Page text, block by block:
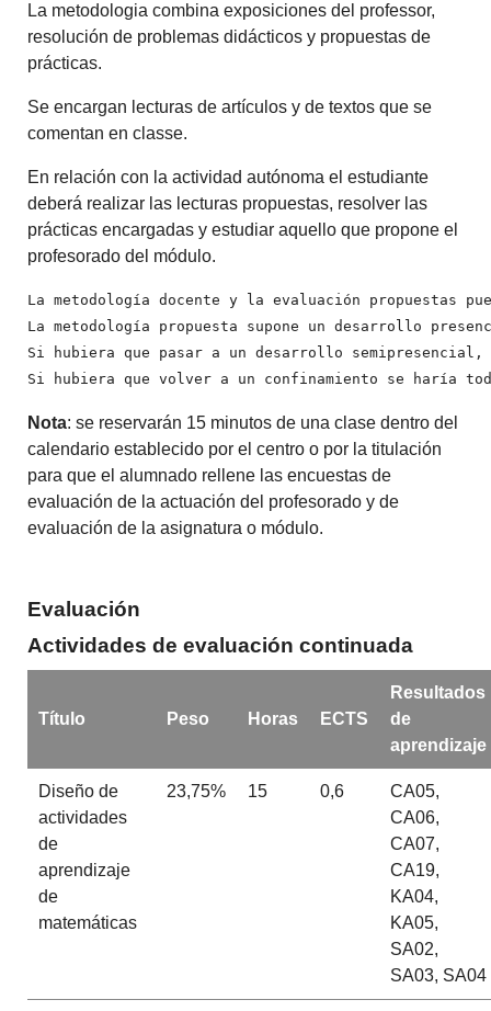
La metodologia combina exposiciones del professor,
resolución de problemas didácticos y propuestas de
prácticas.
Se encargan lecturas de artículos y de textos que se
comentan en classe.
En relación con la actividad autónoma el estudiante
deberá realizar las lecturas propuestas, resolver las
prácticas encargadas y estudiar aquello que propone el
profesorado del módulo.
La metodología docente y la evaluación propuestas
La metodología propuesta supone un desarrollo
Si hubiera que pasar a un desarrollo
Si hubiera que volver a un confinamiento se haría
Nota: se reservarán 15 minutos de una clase dentro del
calendario establecido por el centro o por la titulación
para que el alumnado rellene las encuestas de
evaluación de la actuación del profesorado y de
evaluación de la asignatura o módulo.
Evaluación
Actividades de evaluación continuada
Título Peso Horas ECTS
Resultados
de
aprendizaje
Diseño de
actividades
de
aprendizaje
de
matemáticas
23,75% 15 0,6
CA05,
CA06,
CA07,
CA19,
KA04,
KA05,
SA02,
SA03, SA04